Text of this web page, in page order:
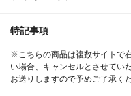
特記事項
※こちらの商品は複数サイトで
い場合、キャンセルとさせてい
お送りしますので予めご了承くだ